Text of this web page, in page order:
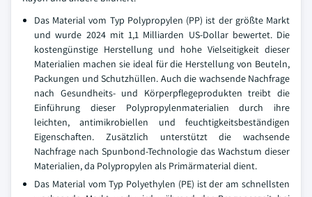
Das Material vom Typ Polypropylen (PP) ist der größte Markt
und wurde 2024 mit 1,1 Milliarden US-Dollar bewertet. Die
kostengünstige Herstellung und hohe Vielseitigkeit dieser
Materialien machen sie ideal für die Herstellung von Beuteln,
Packungen und Schutzhüllen. Auch die wachsende Nachfrage
nach Gesundheits- und Körperpflegeprodukten treibt die
Einführung dieser Polypropylenmaterialien durch ihre
leichten, antimikrobiellen und feuchtigkeitsbeständigen
Eigenschaften. Zusätzlich unterstützt die wachsende
Nachfrage nach Spunbond-Technologie das Wachstum dieser
Materialien, da Polypropylen als Primärmaterial dient.
Das Material vom Typ Polyethylen (PE) ist der am schnellsten